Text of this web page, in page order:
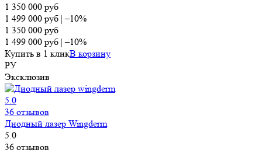
1 350 000 руб
1 499 000 руб |–10%
1 350 000 руб
1 499 000 руб |–10%
Купить в 1 кликВ корзину
РУ
Эксклюзив
5.0
36 отзывов
Диодный лазер Wingderm
5.0
36 отзывов